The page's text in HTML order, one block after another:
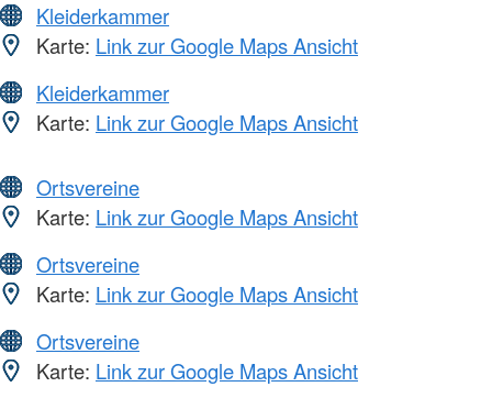
Kleiderkammer
Karte: Link zur Google Maps Ansicht
Kleiderkammer
Karte: Link zur Google Maps Ansicht
Ortsvereine
Karte: Link zur Google Maps Ansicht
Ortsvereine
Karte: Link zur Google Maps Ansicht
Ortsvereine
Karte: Link zur Google Maps Ansicht